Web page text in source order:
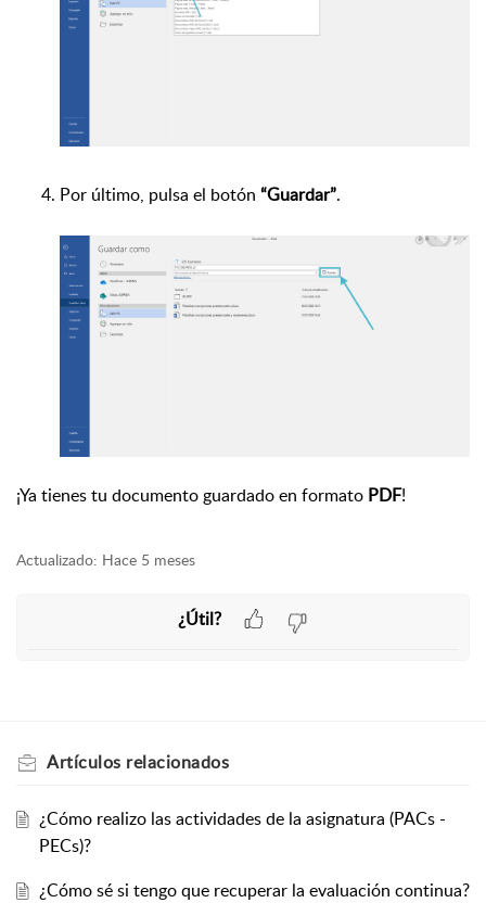
Por último, pulsa el botón “Guardar”.
¡Ya tienes tu documento guardado en formato PDF!
Actualizado: Hace 5 meses
¿Útil?
Artículos relacionados
¿Cómo realizo las actividades de la asignatura (PACs -
PECs)?
¿Cómo sé si tengo que recuperar la evaluación continua?